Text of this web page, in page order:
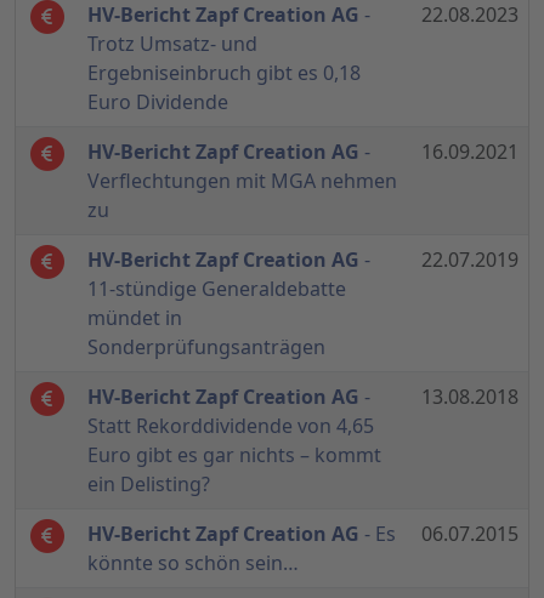
HV-Bericht Zapf Creation AG -
Trotz Umsatz- und
Ergebniseinbruch gibt es 0,18
Euro Dividende
22.08.2023
HV-Bericht Zapf Creation AG -
Verflechtungen mit MGA nehmen
zu
16.09.2021
HV-Bericht Zapf Creation AG -
11-stündige Generaldebatte
mündet in
Sonderprüfungsanträgen
22.07.2019
HV-Bericht Zapf Creation AG -
Statt Rekorddividende von 4,65
Euro gibt es gar nichts – kommt
ein Delisting?
13.08.2018
HV-Bericht Zapf Creation AG - Es
könnte so schön sein…
06.07.2015